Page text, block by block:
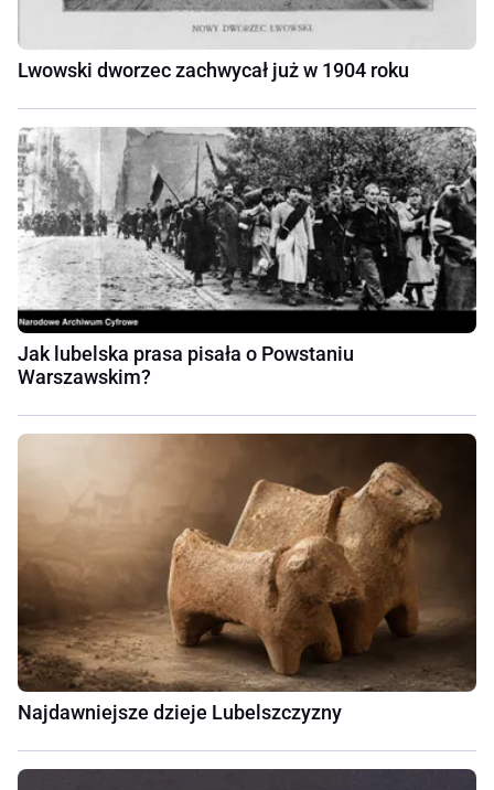
Lwowski dworzec zachwycał już w 1904 roku
Jak lubelska prasa pisała o Powstaniu
Warszawskim?
Najdawniejsze dzieje Lubelszczyzny